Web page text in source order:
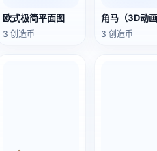
欧式极简平面图
3 创造币 3 创造币